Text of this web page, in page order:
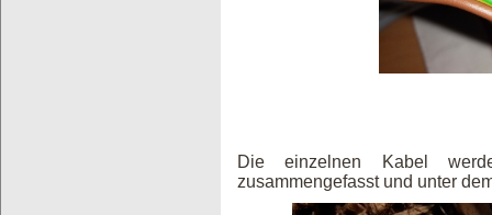
Die einzelnen Kabel
zusammengefasst und unter